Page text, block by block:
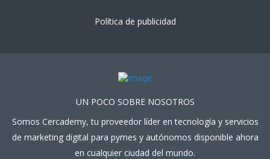
Política de publicidad
UN POCO SOBRE NOSOTROS
Somos Cercademy, tu proveedor líder en tecnología y servicios
de marketing digital para pymes y autónomos disponible ahora
en cualquier ciudad del mundo.